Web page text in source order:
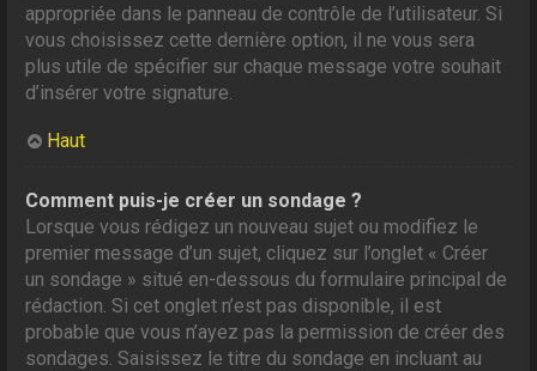
appropriée dans le panneau de contrôle de l’utilisateur. Si
vous choisissez cette dernière option, il ne vous sera
plus utile de spécifier sur chaque message votre souhait
d’insérer votre signature.
Haut
Comment puis-je créer un sondage ?
Lorsque vous rédigez un nouveau sujet ou modifiez le
premier message d’un sujet, cliquez sur l’onglet « Créer
un sondage » situé en-dessous du formulaire principal de
rédaction. Si cet onglet n’est pas disponible, il est
probable que vous n’ayez pas la permission de créer des
sondages. Saisissez le titre du sondage en incluant au